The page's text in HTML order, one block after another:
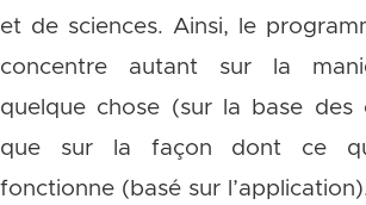
et de sciences. Ainsi, le
concentre autant sur la
quelque chose (sur la base des
que sur la façon dont ce
fonctionne (basé sur